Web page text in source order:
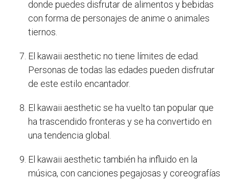
donde puedes disfrutar de alimentos y bebidas
con forma de personajes de anime o animales
tiernos.
El kawaii aesthetic no tiene límites de edad.
Personas de todas las edades pueden disfrutar
de este estilo encantador.
El kawaii aesthetic se ha vuelto tan popular que
ha trascendido fronteras y se ha convertido en
una tendencia global.
El kawaii aesthetic también ha influido en la
música, con canciones pegajosas y coreografías